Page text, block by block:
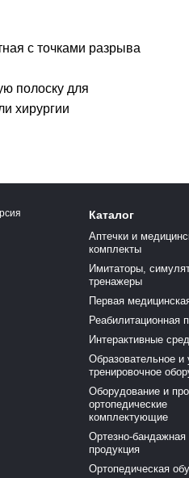
с точками разрыва
полоску для
хирургии
Каталог
Аптечки и
комплекты
Имитаторы,
тренажеры
Первая
Реабилитационная
Интерактивные
Образовательное и
тренировочное
Оборудование и
ортопедические
комплектующие
Ортезно-бандажная
продукция
Ортопедическая